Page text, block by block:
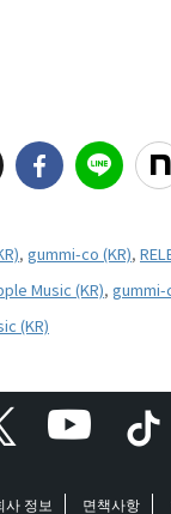
, gummi-co (KR),
Music (KR), gummi-
(KR)
사 정보 면책사항